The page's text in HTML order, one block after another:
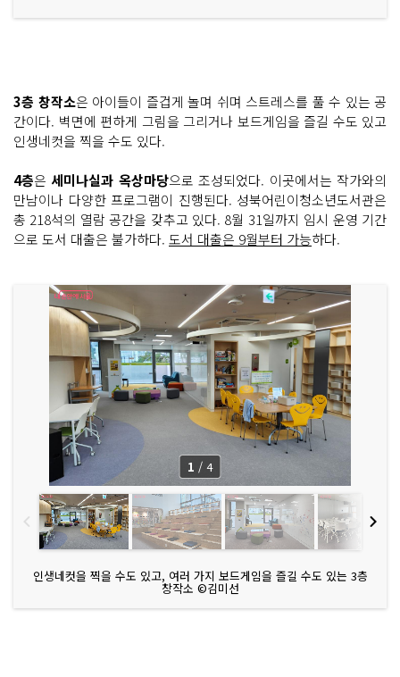
3층 창작소은 아이들이 즐겁게 놀며 쉬며 스트레스를 풀 수 있는 공
간이다. 벽면에 편하게 그림을 그리거나 보드게임을 즐길 수도 있고
인생네컷을 찍을 수도 있다.
4층은 세미나실과 옥상마당으로 조성되었다. 이곳에서는 작가와의
만남이나 다양한 프로그램이 진행된다. 성북어린이청소년도서관은
총 218석의 열람 공간을 갖추고 있다. 8월 31일까지 임시 운영 기간
으로 도서 대출은 불가하다. 도서 대출은 9월부터 가능하다.
인생네컷을 찍을 수도 있고, 여러 가지 보드게임을 즐길 수도 있는 3층
창작소 ©김미선
1 / 4